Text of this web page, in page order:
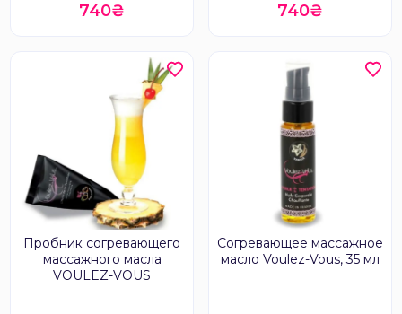
740₴ 740₴
Пробник согревающего
массажного масла
VOULEZ-VOUS
Согревающее массажное
масло Voulez-Vous, 35 мл